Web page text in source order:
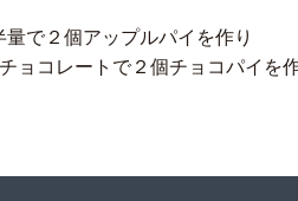
で２個アップルパイを作り
ョコレートで２個チョコパイを